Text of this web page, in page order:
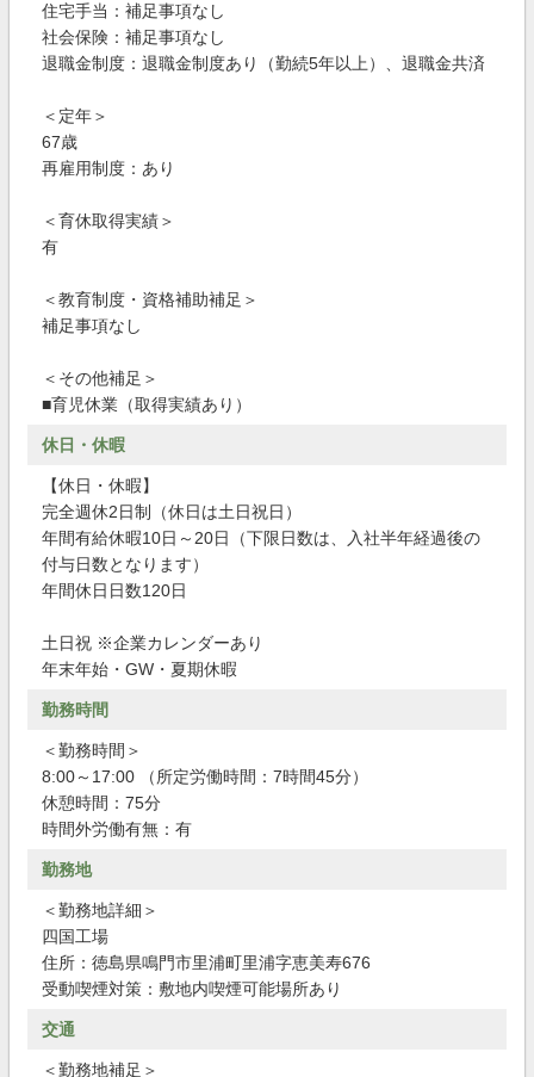
住宅手当：補足事項なし
社会保険：補足事項なし
退職金制度：退職金制度あり（勤続5年以上）、退職金共済
＜定年＞
67歳
再雇用制度：あり
＜育休取得実績＞
有
＜教育制度・資格補助補足＞
補足事項なし
＜その他補足＞
■育児休業（取得実績あり）
休日・休暇
【休日・休暇】
完全週休2日制（休日は土日祝日）
年間有給休暇10日～20日（下限日数は、入社半年経過後の
付与日数となります）
年間休日日数120日
土日祝 ※企業カレンダーあり
年末年始・GW・夏期休暇
勤務時間
＜勤務時間＞
8:00～17:00 （所定労働時間：7時間45分）
休憩時間：75分
時間外労働有無：有
勤務地
＜勤務地詳細＞
四国工場
住所：徳島県鳴門市里浦町里浦字恵美寿676
受動喫煙対策：敷地内喫煙可能場所あり
交通
＜勤務地補足＞